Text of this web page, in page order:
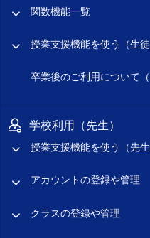
関数機能一覧
授業支援機能を使う（生徒
卒業後のご利用について
学校利用（先生）
授業支援機能を使う（先生
アカウントの登録や管理
クラスの登録や管理